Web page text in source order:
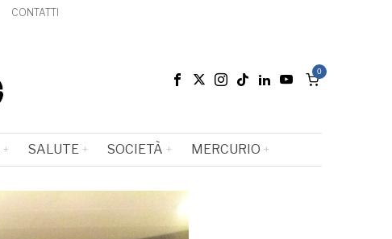
CONTATTI
0
SALUTE SOCIETÀ MERCURIO